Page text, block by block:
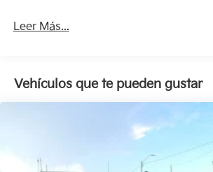
Leer Más...
Vehículos que te pueden gustar